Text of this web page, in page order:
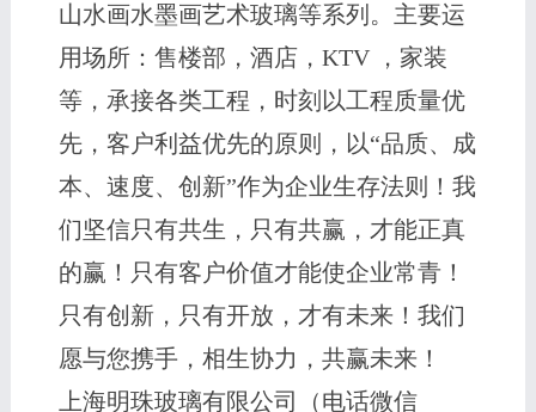
山水画水墨画艺术玻璃等系列。主要运
用场所：售楼部，酒店，KTV ，家装
等，承接各类工程，时刻以工程质量优
先，客户利益优先的原则，以“品质、成
本、速度、创新”作为企业生存法则！我
们坚信只有共生，只有共赢，才能正真
的赢！只有客户价值才能使企业常青！
只有创新，只有开放，才有未来！我们
愿与您携手，相生协力，共赢未来！
上海明珠玻璃有限公司（电话微信